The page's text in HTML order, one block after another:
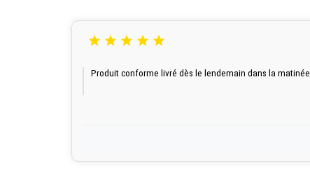
    
Produit conforme livré dès le lendemain dans la matinée.